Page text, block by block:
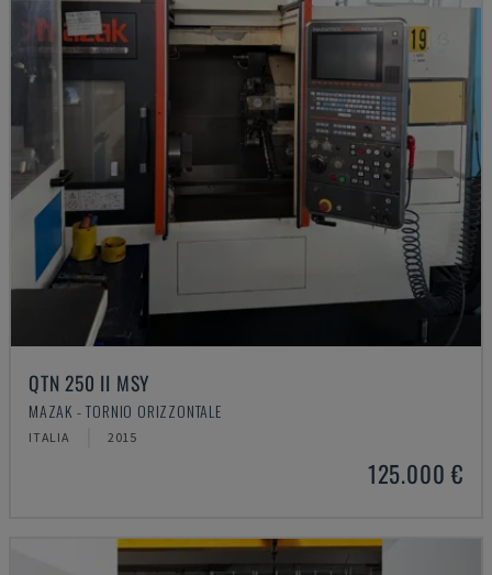
QTN 250 II MSY
MAZAK - TORNIO ORIZZONTALE
ITALIA 2015
125.000 €